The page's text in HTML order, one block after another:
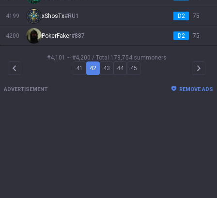
4199 xShosTx#RU1 D2 75
4200 PokerFaker#887 D2 75
#4,101 ~ #4,200 / Total 178,754 summoners
Arrow Left 41 42 43 44 45 Arrow
ADVERTISEMENT REMOVE ADS